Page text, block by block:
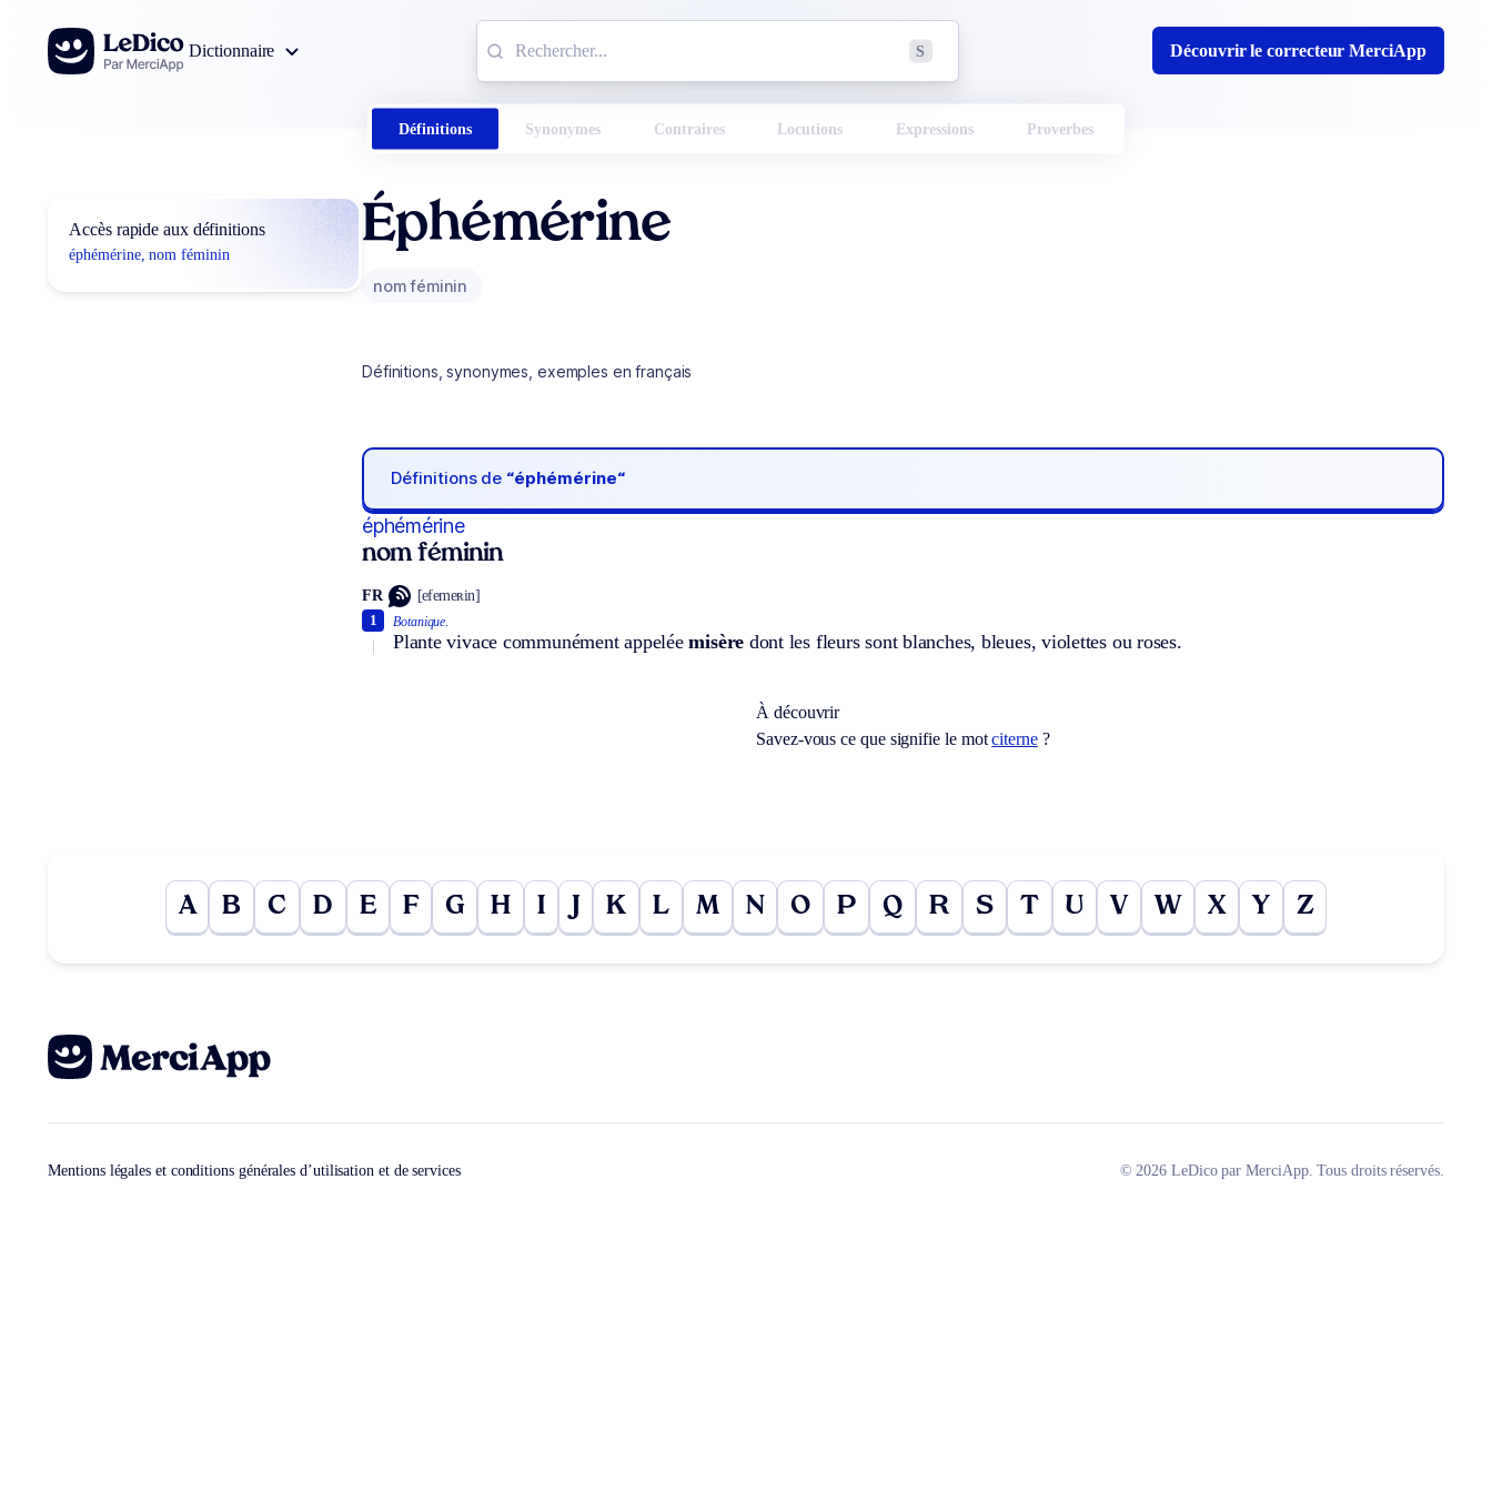
Aller au contenu
Dictionnaire
S Découvrir le correcteur MerciApp
Définitions Synonymes Contraires Locutions Expressions Proverbes
Accès rapide aux définitions
éphémérine, nom féminin
Éphémérine
nom féminin
Définitions, synonymes, exemples en français
Définitions de “éphémérine“
éphémérine
nom féminin
FR [efemeʀin]
Botanique.
Plante vivace communément appeléemisère dont les fleurs sont blanches, bleues, violettes ou roses.
1
À découvrir
Savez-vous ce que signifie le motciterne?
A B C D E F G H I K L M N O P Q R S T U V W X Y Z
Mentions légales et conditions générales d’utilisation et de services © 2026 LeDico par MerciApp. Tous droits réservés.